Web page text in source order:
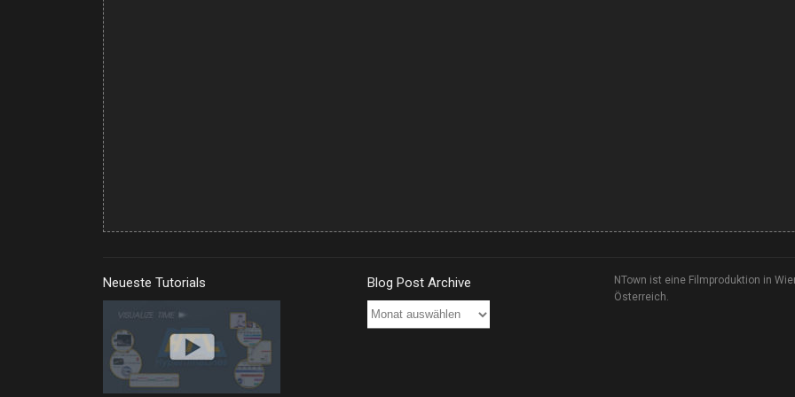
Neueste Tutorials Blog Post Archive
Blog
NTown ist eine Filmproduktion in
Österreich.